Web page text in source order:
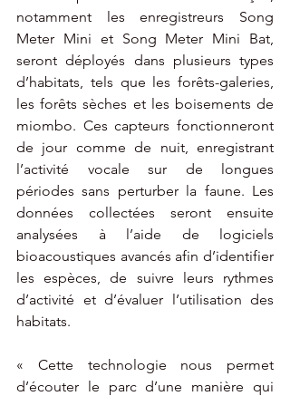
notamment les enregistreurs Song
Meter Mini et Song Meter Mini Bat,
seront déployés dans plusieurs types
d’habitats, tels que les forêts-galeries,
les forêts sèches et les boisements de
miombo. Ces capteurs fonctionneront
de jour comme de nuit, enregistrant
l’activité vocale sur de longues
périodes sans perturber la faune. Les
données collectées seront ensuite
analysées à l’aide de logiciels
bioacoustiques avancés afin d’identifier
les espèces, de suivre leurs rythmes
d’activité et d’évaluer l’utilisation des
habitats.
« Cette technologie nous permet
d’écouter le parc d’une manière qui